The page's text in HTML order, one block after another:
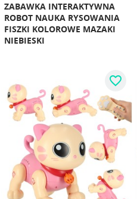
ZABAWKA INTERAKTYWNA
ROBOT NAUKA RYSOWANIA
FISZKI KOLOROWE MAZAKI
NIEBIESKI
favorite_border